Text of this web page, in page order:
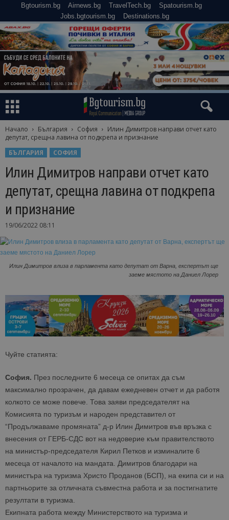
Bgtourism.bg Airnews.bg TravelTech.bg
Spatourism.bg
Jobs.bgtourism.bg
Destinations.bg
Начало България София
Илин Димитров направи отчет като
депутат, срещна лавина от подкрепа и признание
БЪЛГАРИЯ
СОФИЯ
Илин Димитров направи отчет като
депутат, срещна лавина от подкрепа
и признание
19/06/2022 08:11
Илин Димитров влиза в парламента като депутат от Варна, експертът ще
заеме мястото на Даниел Лорер
Чуйте статията:
София. През последните 6 месеца се опитах да съм
максимално прозрачен, да давам ежедневен отчет и да работя
колкото се може повече. Това заяви председателят на
Комисията по туризъм и народен представител от
“Продължаваме промяната” д-р Илин Димитров във връзка с
внесения от ГЕРБ-СДС вот на недоверие към правителството
на министър-председателя Кирил Петков и изминалите 6
месеца от началото на мандата. Димитров благодари на
министъра на туризма Христо Проданов (БСП), на екипа си и на
партньорите за отличната съвместна работа и за постигнатите
резултати в туризма.
Екипната работа между Министерството на туризма и